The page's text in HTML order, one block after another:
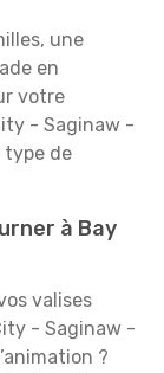
une
en
votre
- Saginaw -
type de
à Bay
valises
- Saginaw -
?